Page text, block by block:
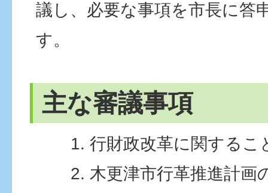
議し、必要な事項を市長に答
す。
主な審議事項
行財政改革に関するこ
木更津市行革推進計画